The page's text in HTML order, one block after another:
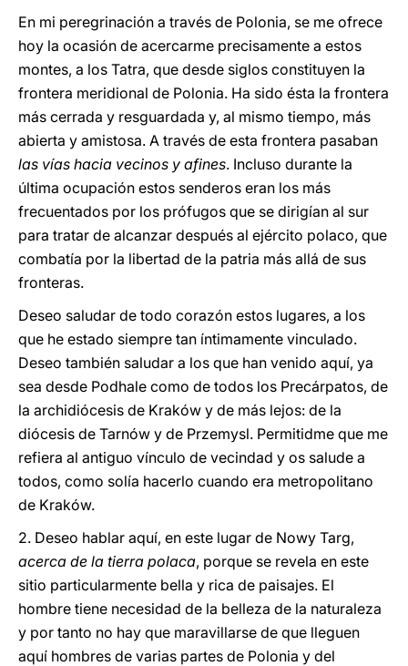
En mi peregrinación a través de Polonia, se me ofrece
hoy la ocasión de acercarme precisamente a estos
montes, a los Tatra, que desde siglos constituyen la
frontera meridional de Polonia. Ha sido ésta la frontera
más cerrada y resguardada y, al mismo tiempo, más
abierta y amistosa. A través de esta frontera pasaban
las vías hacia vecinos y afines. Incluso durante la
última ocupación estos senderos eran los más
frecuentados por los prófugos que se dirigían al sur
para tratar de alcanzar después al ejército polaco, que
combatía por la libertad de la patria más allá de sus
fronteras.
Deseo saludar de todo corazón estos lugares, a los
que he estado siempre tan íntimamente vinculado.
Deseo también saludar a los que han venido aquí, ya
sea desde Podhale como de todos los Precárpatos, de
la archidiócesis de Kraków y de más lejos: de la
diócesis de Tarnów y de Przemysl. Permitidme que me
refiera al antiguo vínculo de vecindad y os salude a
todos, como solía hacerlo cuando era metropolitano
de Kraków.
2. Deseo hablar aquí, en este lugar de Nowy Targ,
acerca de la tierra polaca, porque se revela en este
sitio particularmente bella y rica de paisajes. El
hombre tiene necesidad de la belleza de la naturaleza
y por tanto no hay que maravillarse de que lleguen
aquí hombres de varias partes de Polonia y del